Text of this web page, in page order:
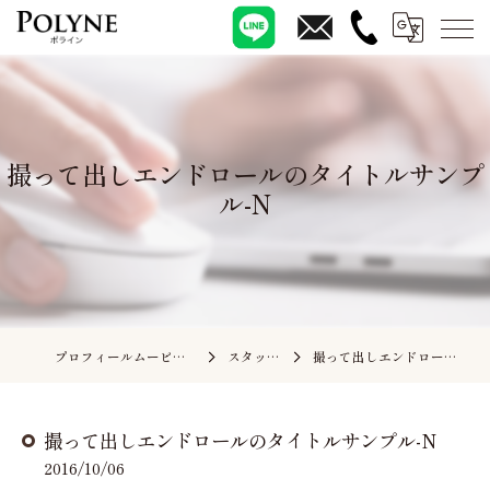
撮って出しエンドロールのタイトルサンプ
ル-N
プロフィールムービーの依頼ならポライン スタッフブログ 撮って出しエンドロールのタイトルサンプル-N
撮って出しエンドロールのタイトルサンプル-N
2016/10/06